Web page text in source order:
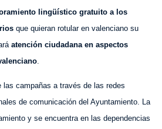
lingüístico gratuito a los
que quieran rotular en valenciano su
atención ciudadana en aspectos
las campañas a través de las redes
de comunicación del Ayuntamiento. La
y se encuentra en las dependencias